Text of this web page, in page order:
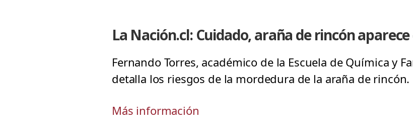
La Nación.cl: Cuidado, araña de rincón
Fernando Torres, académico de la Escuela de Química y
detalla los riesgos de la mordedura de la araña de rincón.
Más información